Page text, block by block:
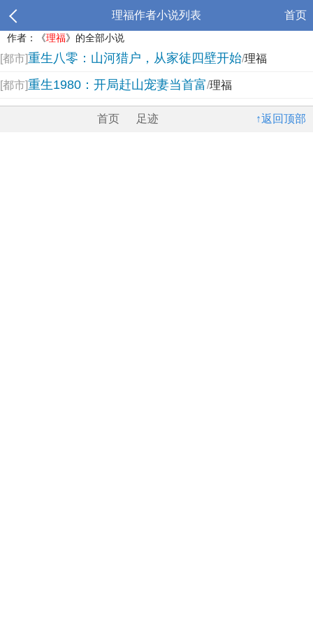
理福作者小说列表 首页
作者：《理福》的全部小说
[都市]重生八零：山河猎户，从家徒四壁开始/理福
[都市]重生1980：开局赶山宠妻当首富/理福
↑返回顶部
首页 足迹